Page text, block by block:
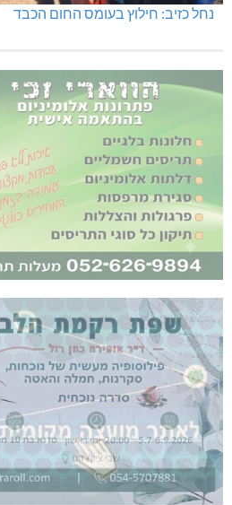
נחל כזיב: חילוץ בעומס החום הכבד